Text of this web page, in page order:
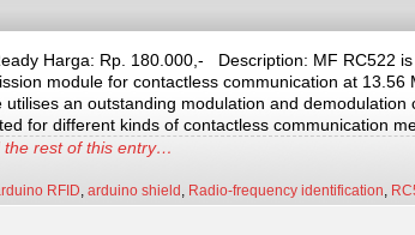
Harga: Rp. 180.000,- Description: MF RC522
module for contactless communication at 13.56
utilises an outstanding modulation and demodulation
for different kinds of contactless communication
the rest of this entry…
RFID, arduino shield , Radio-frequency identification,